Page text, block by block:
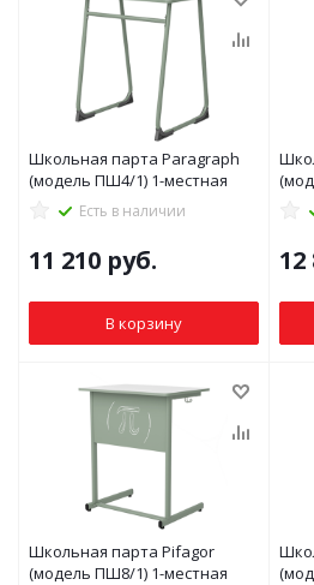
Школьная парта Paragraph
(модель ПШ4/1) 1-местная
Есть в наличии
11 210 руб.
В корзину
12
Школьная парта Pifagor
(модель ПШ8/1) 1-местная